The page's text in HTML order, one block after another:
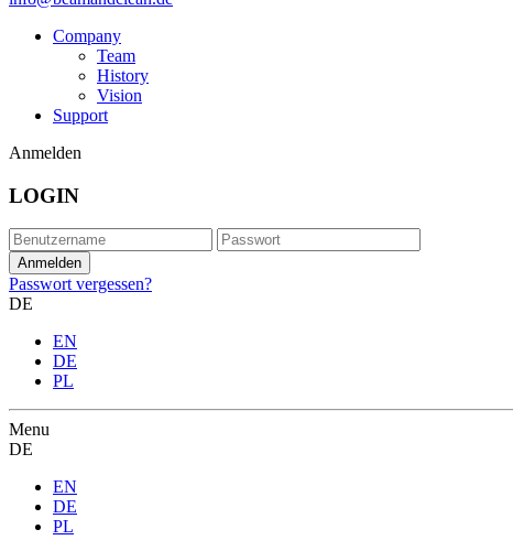
Company
Team
History
Vision
Support
Anmelden
LOGIN
Passwort vergessen?
DE
EN
DE
PL
Menu
DE
EN
DE
PL